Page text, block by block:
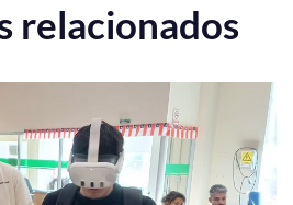
relacionados